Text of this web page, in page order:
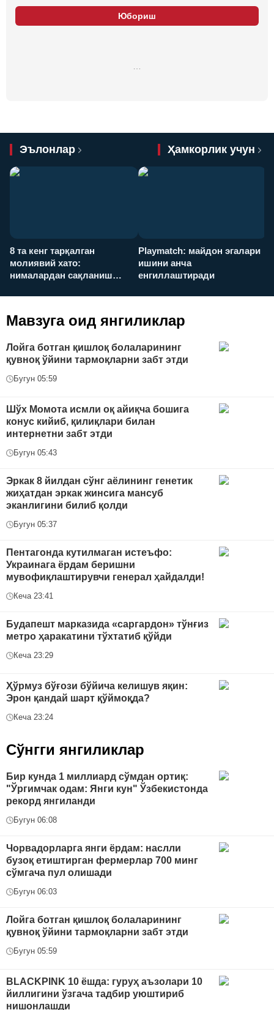
Юбориш
…
Эълонлар Ҳамкорлик учун
8 та кенг тарқалган
молиявий хато:
нималардан сақланиш
Playmatch: майдон эгалари
ишини анча
енгиллаштиради
Мавзуга оид янгиликлар
Лойга ботган қишлоқ болаларининг
қувноқ ўйини тармоқларни забт этди
Бугун 05:59
Шўх Момота исмли оқ айиқча бошига
конус кийиб, қилиқлари билан
интернетни забт этди
Бугун 05:43
Эркак 8 йилдан сўнг аёлининг генетик
жиҳатдан эркак жинсига мансуб
эканлигини билиб қолди
Бугун 05:37
Пентагонда кутилмаган истеъфо:
Украинага ёрдам беришни
мувофиқлаштирувчи генерал ҳайдалди!
Кеча 23:41
Будапешт марказида «саргардон» тўнғиз
метро ҳаракатини тўхтатиб қўйди
Кеча 23:29
Ҳўрмуз бўғози бўйича келишув яқин:
Эрон қандай шарт қўймоқда?
Кеча 23:24
Сўнгги янгиликлар
Бир кунда 1 миллиард сўмдан ортиқ:
"Ўргимчак одам: Янги кун" Ўзбекистонда
рекорд янгиланди
Бугун 06:08
Чорвадорларга янги ёрдам: наслли
бузоқ етиштирган фермерлар 700 минг
сўмгача пул олишади
Бугун 06:03
Лойга ботган қишлоқ болаларининг
қувноқ ўйини тармоқларни забт этди
Бугун 05:59
BLACKPINK 10 ёшда: гуруҳ аъзолари 10
йиллигини ўзгача тадбир уюштириб
нишонлашди